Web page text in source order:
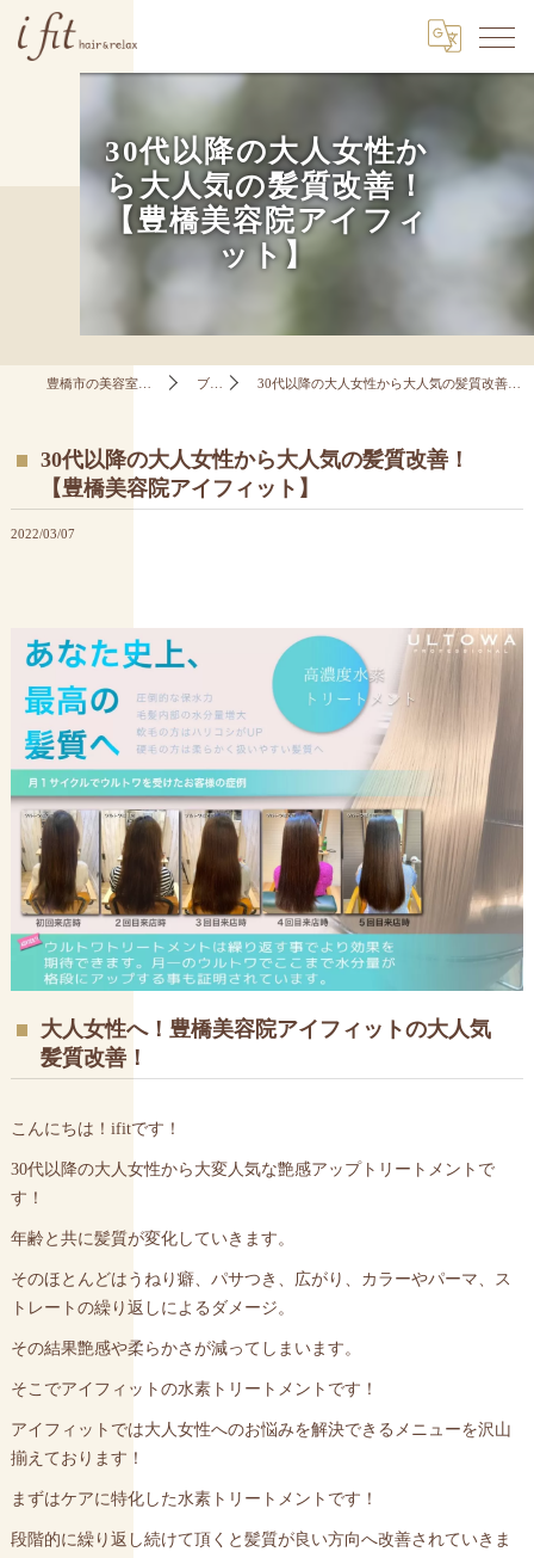
30代以降の大人女性か
ら大人気の髪質改善！
【豊橋美容院アイフィ
ット】
豊橋市の美容室はi fit hair&relax ブログ 30代以降の大人女性から大人気の髪質改善！【豊橋美容院アイフィット】
30代以降の大人女性から大人気の髪質改善！
【豊橋美容院アイフィット】
2022/03/07
大人女性へ！豊橋美容院アイフィットの大人気
髪質改善！
こんにちは！ifitです！
30代以降の大人女性から大変人気な艶感アップトリートメントで
す！
年齢と共に髪質が変化していきます。
そのほとんどはうねり癖、パサつき、広がり、カラーやパーマ、ス
トレートの繰り返しによるダメージ。
その結果艶感や柔らかさが減ってしまいます。
そこでアイフィットの水素トリートメントです！
アイフィットでは大人女性へのお悩みを解決できるメニューを沢山
揃えております！
まずはケアに特化した水素トリートメントです！
段階的に繰り返し続けて頂くと髪質が良い方向へ改善されていきま